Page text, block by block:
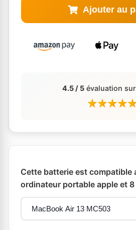
Ajouter au
4.5 / 5évaluation
Cette batterie est compatible
ordinateur portable apple et